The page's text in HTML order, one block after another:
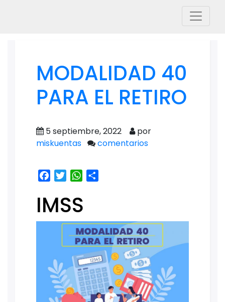
MODALIDAD 40
PARA EL RETIRO
5 septiembre, 2022
por
miskuentas
comentarios
Facebook
TwitterWhatsApp
IMSS